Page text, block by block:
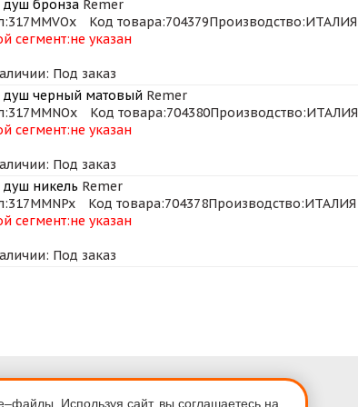
душ бронзаRemer
317MMVOx Код товара:704379Производство:ИТАЛИЯ
сегмент:не указан
Под заказ
душ черный матовыйRemer
317MMNOx Код товара:704380Производство:ИТАЛИЯ
сегмент:не указан
Под заказ
душ никель Remer
317MMNPx Код товара:704378Производство:ИТАЛИЯ
сегмент:не указан
Под заказ
Договор-оферта
Используя сайт, вы соглашаетесь на